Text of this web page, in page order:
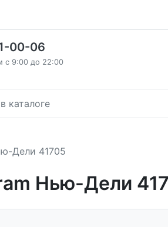
00-06
с 9:00 до 22:00
Дели 41705
Нью-Дели